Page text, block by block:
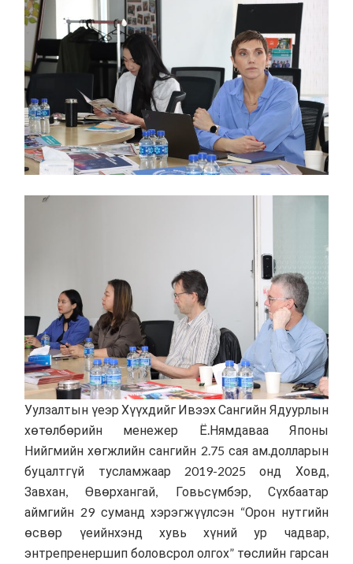
Уулзалтын үеэр Хүүхдийг Ивээх Сангийн Ядуурлын
хөтөлбөрийн менежер Ё.Нямдаваа Японы
Нийгмийн хөгжлийн сангийн 2.75 сая ам.долларын
буцалтгүй тусламжаар 2019-2025 онд Ховд,
Завхан, Өвөрхангай, Говьсүмбэр, Сүхбаатар
аймгийн 29 суманд хэрэгжүүлсэн “Орон нутгийн
өсвөр үеийнхэнд хувь хүний ур чадвар,
энтрепренершип боловсрол олгох” төслийн гарсан